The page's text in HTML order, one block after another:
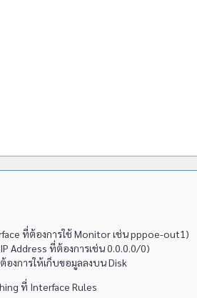
ที่ต้องการใช้ Monitor เช่น pppoe-out1)
Address ที่ต้องการเช่น 0.0.0.0/0)
องการให้เก็บขอมูลลงบน Disk
ที่ Interface Rules